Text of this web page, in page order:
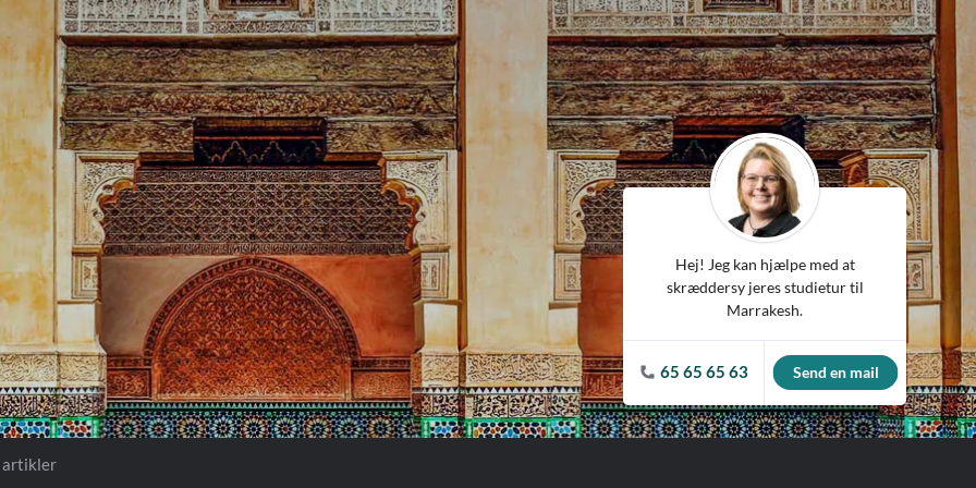
Reykjavik
Riga
Rom
San Francisco
Sarajevo
Washington
Wien
Zagreb
Tjekkiet
Tyskland
Ungarn
USA
Hej! Jeg kan hjælpe med at
skræddersy jeres studietur til
Marrakesh.
65 65 65 63 Send en mail
artikler